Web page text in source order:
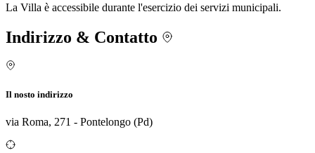
La Villa è accessibile durante l'esercizio dei servizi municipali.
Indirizzo & Contatto
Il nosto indirizzo
via Roma, 271 - Pontelongo (Pd)